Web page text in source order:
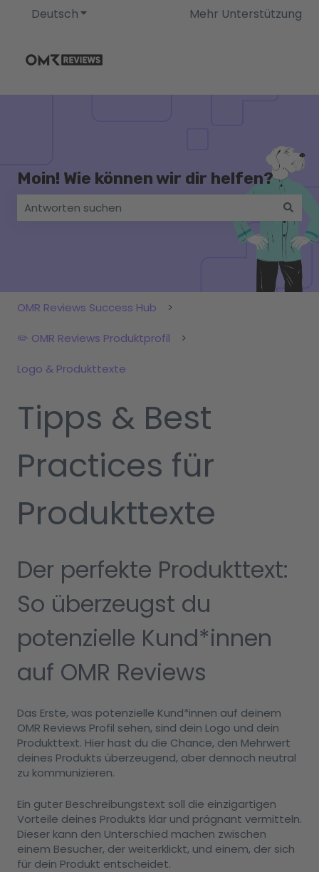
DeutschUntermenü für Übersetzungen anzeigen
Mehr Unterstützung
Moin! Wie können wir dir helfen?
Es gibt keine Vorschläge, da das Suchfeld leer ist.
OMR Reviews Success Hub
✏️ OMR Reviews Produktprofil
Logo & Produkttexte
Tipps & Best
Practices für
Produkttexte
Der perfekte Produkttext:
So überzeugst du
potenzielle Kund*innen
auf OMR Reviews
Das Erste, was potenzielle Kund*innen auf deinem
OMR Reviews Profil sehen, sind dein Logo und dein
Produkttext. Hier hast du die Chance, den Mehrwert
deines Produkts überzeugend, aber dennoch neutral
zu kommunizieren.
Ein guter Beschreibungstext soll die einzigartigen
Vorteile deines Produkts klar und prägnant vermitteln.
Dieser kann den Unterschied machen zwischen
einem Besucher, der weiterklickt, und einem, der sich
für dein Produkt entscheidet.